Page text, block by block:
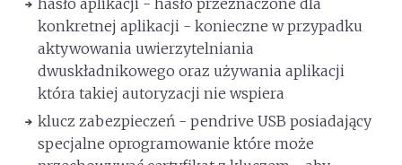
konkretnej aplikacji - konieczne w przypadku
aktywowania uwierzytelniania
dwuskładnikowego oraz używania aplikacji
która takiej autoryzacji nie wspiera
klucz zabezpieczeń - pendrive USB posiadający
specjalne oprogramowanie które może